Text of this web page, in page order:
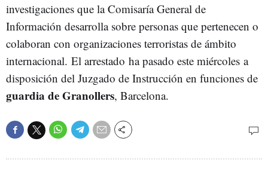
investigaciones que la Comisaría General de
Información desarrolla sobre personas que pertenecen o
colaboran con organizaciones terroristas de ámbito
internacional. El arrestado ha pasado este miércoles a
disposición del Juzgado de Instrucción en funciones de
guardia de Granollers, Barcelona.